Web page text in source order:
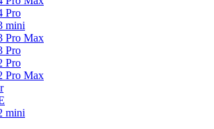
Pro
mini
Pro Max
Pro
Pro
Pro Max
mini